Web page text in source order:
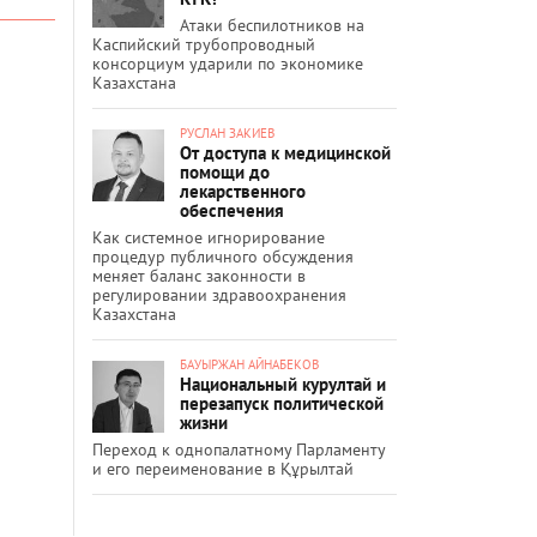
Атаки беспилотников на
Каспийский трубопроводный
консорциум ударили по экономике
Казахстана
РУСЛАН ЗАКИЕВ
От доступа к медицинской
помощи до
лекарственного
обеспечения
Как системное игнорирование
процедур публичного обсуждения
меняет баланс законности в
регулировании здравоохранения
Казахстана
БАУЫРЖАН АЙНАБЕКОВ
Национальный курултай и
перезапуск политической
жизни
Переход к однопалатному Парламенту
и его переименование в Құрылтай